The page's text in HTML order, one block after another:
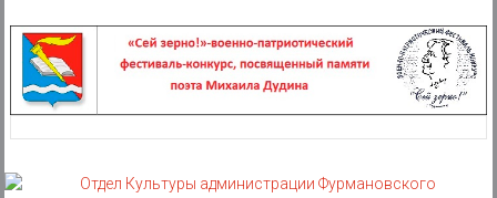
Отдел
Культуры
администрации
Фурмановского